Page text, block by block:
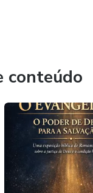
algo vivo,
conteúdo